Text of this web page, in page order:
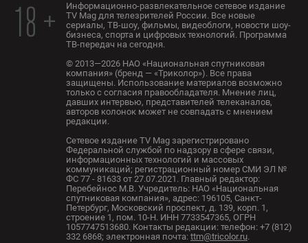
18 +
Информационно-развлекательное сетевое издание
TV Mag для телезрителей России. Все новые
сериалы, ТВ-шоу, фильмы, видеоблоги, новости шоу-
бизнеса, спорта и цифровых технологий. Программа
ТВ-передач на сегодня.
© 2013—2026 НАО «Национальная спутниковая
компания» (бренд — «Триколор»). Все права
защищены. Использование материалов возможно
только с согласия правообладателя. Мнение лиц,
давших интервью, представителей телеканалов,
авторов колонок может не совпадать с мнением
редакции.
Сетевое издание TV Mag зарегистрировано
Федеральной службой по надзору в сфере связи,
информационных технологий и массовых
коммуникаций; регистрационный номер СМИ ЭЛ №
ФС 77 - 81633 от 27.07.2021. Главный редактор:
Перебейнос М.В. Учредитель: НАО «Национальная
спутниковая компания», адрес: 196105, Санкт-
Петербург, Московский проспект, д. 139, корп. 1,
строение 1, пом. 10-Н. ИНН 7733547365, ОГРН
1057747513680. Контакты редакции: телефон: +7 (812)
332 6868; электронная почта: ttm@tricolor.ru.